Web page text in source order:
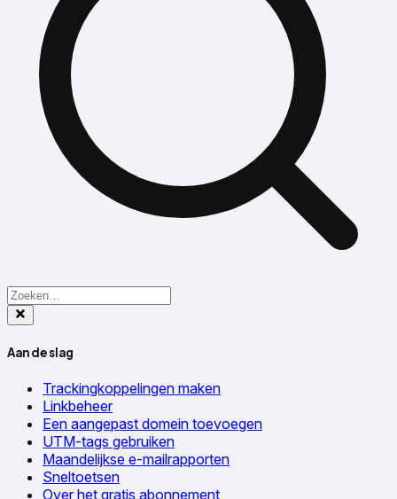
Aan de slag
Trackingkoppelingen maken
Linkbeheer
Een aangepast domein toevoegen
UTM-tags gebruiken
Maandelijkse e-mailrapporten
Sneltoetsen
Over het gratis abonnement